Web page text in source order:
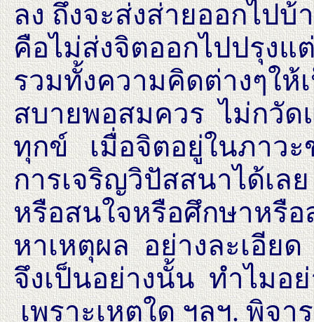
ลง ถึงจะส่งส่ายออกไป
คือไม่ส่งจิตออกไปปรุงแ
รวมทั้งความคิดต่างๆใ
สบายพอสมควร ไม่กวัด
ทุกข์ เมื่อจิตอยู่ในภาวะ
การเจริญวิปัสสนาได้เล
หรือสนใจหรือศึกษาหรื
หาเหตุผล อย่างละเอีย
จึงเป็นอย่างนั้น ทำไมอ
เพราะเหตุใด ฯลฯ. พิจา